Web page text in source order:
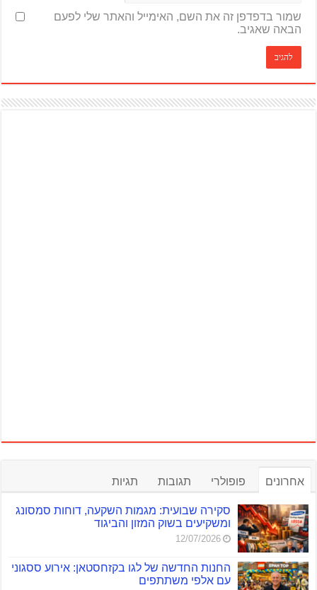
שמור בדפדפן זה את השם, האימייל והאתר שלי לפעם
הבאה שאגיב.
אחרונים פופולרי תגובות תגיות
סקירה שבועית: מגמות השקעה, דוחות סמסונג
ומשקיעים בשוק המזון והביגוד
12/07/2026
החנות החדשה של לגו בקזחסטאן: אירוע ססגוני
עם אלפי משתתפים